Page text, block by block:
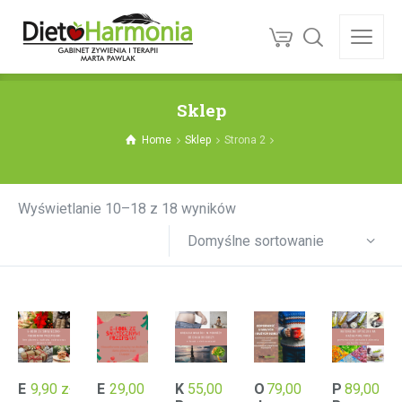
Sklep
Home Sklep Strona 2
Wyświetlanie 10–18 z 18 wyników
Domyślne sortowanie
E 9,90 zł
E 29,00
K 55,00
O 79,00
P 89,00